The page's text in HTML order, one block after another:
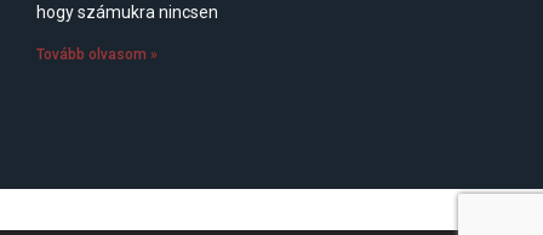
hogy számukra nincsen
Tovább olvasom »